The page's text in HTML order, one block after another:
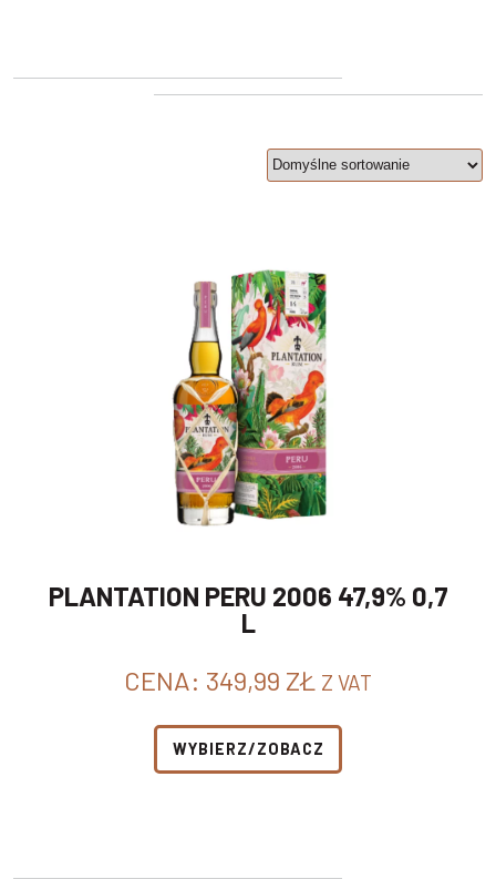
PLANTATION PERU 2006 47,9% 0,7
L
CENA: 349,99 ZŁ Z VAT
WYBIERZ/ZOBACZ